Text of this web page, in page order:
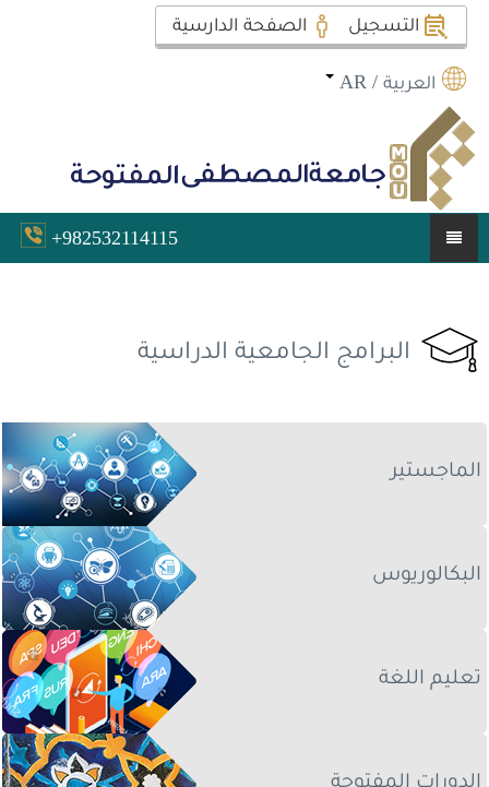
التسجيل الصفحة الدارسية
العربية /
AR
+982532114115
البرامج الجامعية الدراسية
الماجستير
البكالوريوس
تعليم اللغة
الدورات المفتوحة